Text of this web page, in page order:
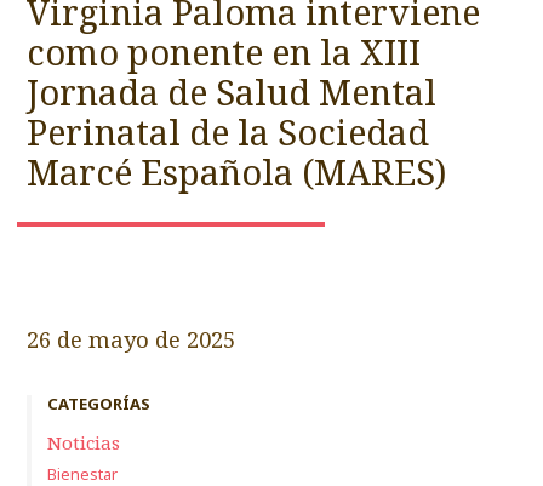
Virginia Paloma interviene
como ponente en la XIII
Jornada de Salud Mental
Perinatal de la Sociedad
Marcé Española (MARES)
26 de mayo de 2025
CATEGORÍAS
Noticias
Bienestar